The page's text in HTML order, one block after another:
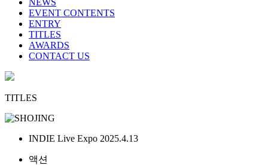
NEWS
EVENT CONTENTS
ENTRY
TITLES
AWARDS
CONTACT US
TITLES
INDIE Live Expo 2025.4.13
액션